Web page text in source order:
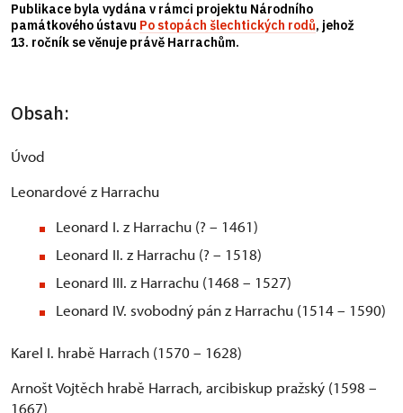
Publikace byla vydána v rámci projektu Národního
památkového ústavu Po stopách šlechtických rodů, jehož
13. ročník se věnuje právě Harrachům.
Obsah:
Úvod
Leonardové z Harrachu
Leonard I. z Harrachu (? – 1461)
Leonard II. z Harrachu (? – 1518)
Leonard III. z Harrachu (1468 – 1527)
Leonard IV. svobodný pán z Harrachu (1514 – 1590)
Karel I. hrabě Harrach (1570 – 1628)
Arnošt Vojtěch hrabě Harrach, arcibiskup pražský (1598 –
1667)